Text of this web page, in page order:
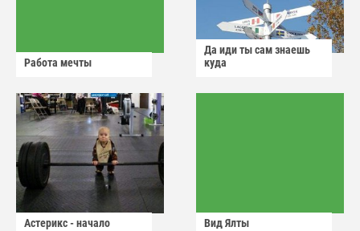
Работа мечты
Да иди ты сам знаешь
куда
Астерикс - начало Вид Ялты